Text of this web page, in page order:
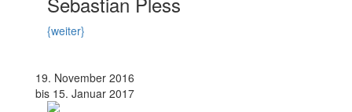
{weiter}
19. November 2016
bis 15. Januar 2017